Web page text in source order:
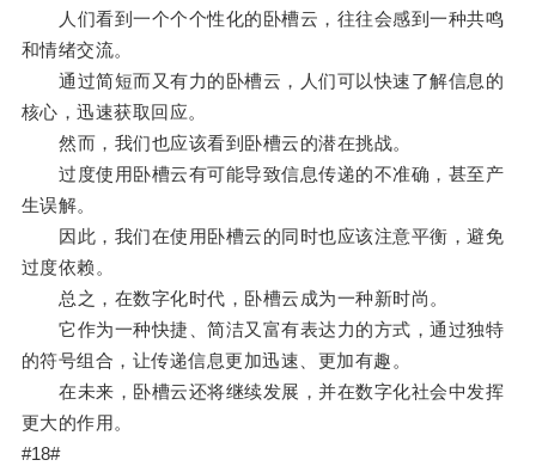
人们看到一个个个性化的卧槽云，往往会感到一种共鸣
和情绪交流。
通过简短而又有力的卧槽云，人们可以快速了解信息的
核心，迅速获取回应。
然而，我们也应该看到卧槽云的潜在挑战。
过度使用卧槽云有可能导致信息传递的不准确，甚至产
生误解。
因此，我们在使用卧槽云的同时也应该注意平衡，避免
过度依赖。
总之，在数字化时代，卧槽云成为一种新时尚。
它作为一种快捷、简洁又富有表达力的方式，通过独特
的符号组合，让传递信息更加迅速、更加有趣。
在未来，卧槽云还将继续发展，并在数字化社会中发挥
更大的作用。
#18#